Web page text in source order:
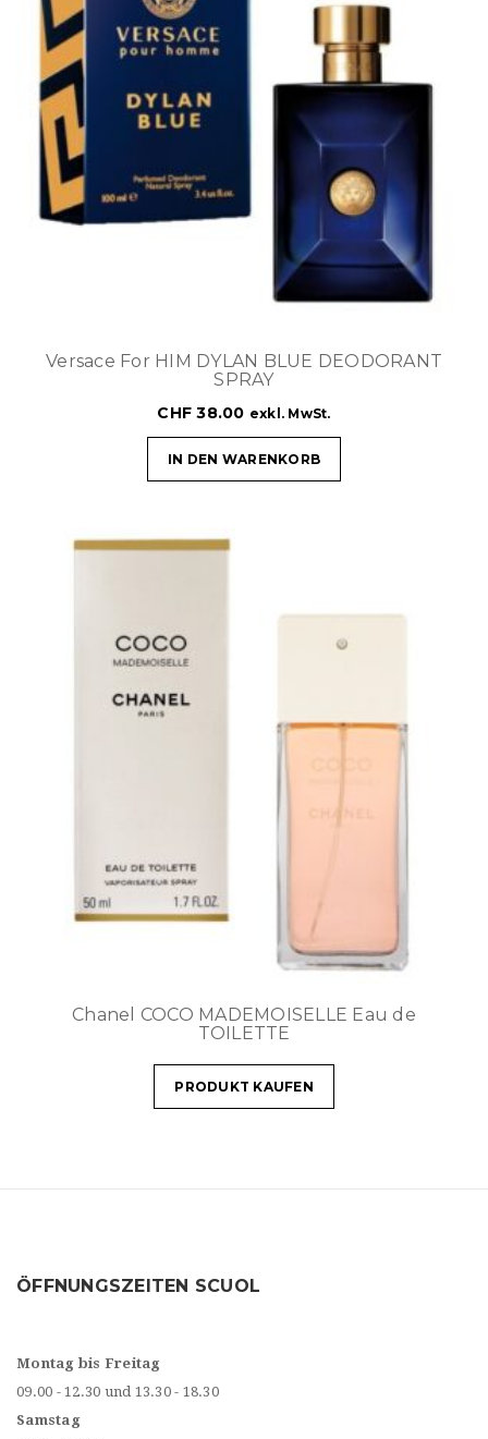
Versace For HIM DYLAN BLUE DEODORANT
SPRAY
CHF 38.00 exkl. MwSt.
IN DEN WARENKORB
Chanel COCO MADEMOISELLE Eau de
TOILETTE
PRODUKT KAUFEN
ÖFFNUNGSZEITEN SCUOL
Montag bis Freitag
09.00 - 12.30 und 13.30 - 18.30
Samstag